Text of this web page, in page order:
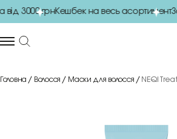
3000 грнКешбек на весь асортимент
Головна Волосся Маски для волосся NEQI